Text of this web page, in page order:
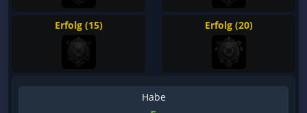
Erfolg (15) Erfolg (20)
Habe